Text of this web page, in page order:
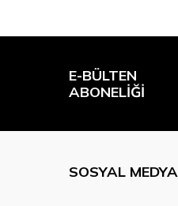
E-BÜLTEN
ABONELIĞI
SOSYAL MEDYA